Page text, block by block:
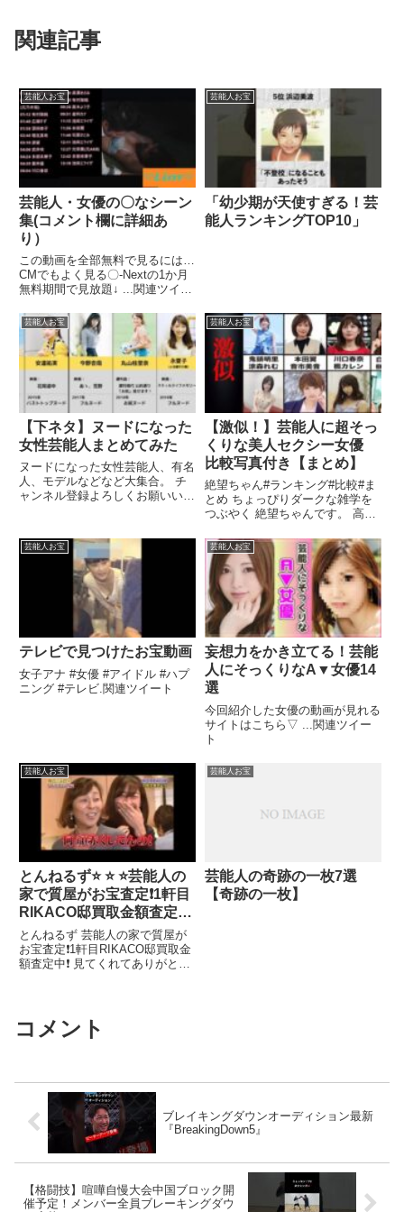
関連記事
芸能人お宝
芸能人・女優の〇なシーン
集(コメント欄に詳細あ
り）
この動画を全部無料で見るには…
CMでもよく見る〇-Nextの1か月
無料期間で見放題↓ ...関連ツイー
芸能人お宝
「幼少期が天使すぎる！芸
能人ランキングTOP10」
芸能人お宝
【下ネタ】ヌードになった
女性芸能人まとめてみた
ヌードになった女性芸能人、有名
人、モデルなどなど大集合。 チ
ャンネル登録よろしくお願いいた
芸能人お宝
【激似！】芸能人に超そっ
くりな美人セクシー女優
比較写真付き【まとめ】
絶望ちゃん#ランキング#比較#ま
とめ ちょっぴりダークな雑学を
つぶやく 絶望ちゃんです。 高評
...
芸能人お宝
テレビで見つけたお宝動画
女子アナ #女優 #アイドル #ハプ
ニング #テレビ.関連ツイート
芸能人お宝
妄想力をかき立てる！芸能
人にそっくりなA▼女優14
選
今回紹介した女優の動画が見れる
サイトはこちら▽ ...関連ツイー
ト
芸能人お宝
とんねるず⭐ ⭐ ⭐芸能人の
家で質屋がお宝査定❗️1軒目
RIKACO邸買取金額査定中
❗️とんねるず 芸能人の家で質屋が
お宝査定❗️1軒目RIKACO邸買取金
額査定中❗️ 見てくれてありがと
芸能人お宝
芸能人の奇跡の一枚7選
【奇跡の一枚】
コメント
ブレイキングダウンオーディション最新
『BreakingDown5』
【格闘技】喧嘩自慢大会中国ブロック開
催予定！メンバー全員ブレーキングダウ